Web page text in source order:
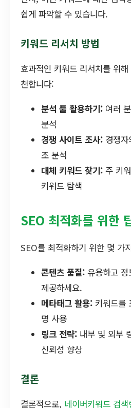
쉽게 파악할 수 있습니다.
키워드 리서치 방법
효과적인 키워드 리서치를 위
천합니다:
분석 툴 활용하기: 여러
분석
경쟁 사이트 조사: 경쟁
조 분석
대체 키워드 찾기: 주 키
키워드 탐색
SEO 최적화를 위한
SEO를 최적화하기 위한 몇 가
콘텐츠 품질: 유용하고
제공하세요.
메타태그 활용: 키워드를
명 사용
링크 전략: 내부 및 외부
신뢰성 향상
결론
결론적으로, 네이버키워드 검색